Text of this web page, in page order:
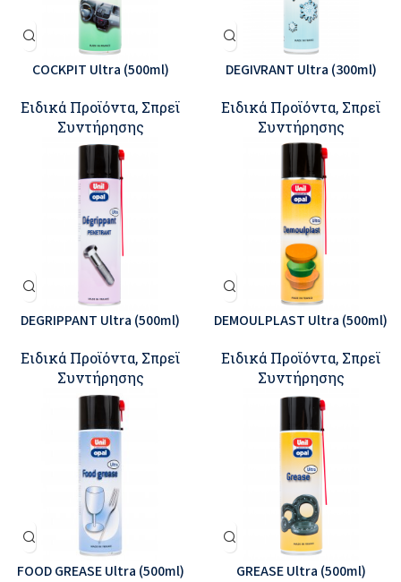
COCKPIT Ultra (500ml)
Ειδικά Προϊόντα, Σπρεϊ
Συντήρησης
DEGIVRANT Ultra (300ml)
Ειδικά Προϊόντα, Σπρεϊ
Συντήρησης
DEGRIPPANT Ultra (500ml)
Ειδικά Προϊόντα, Σπρεϊ
Συντήρησης
DEMOULPLAST Ultra (500ml)
Ειδικά Προϊόντα, Σπρεϊ
Συντήρησης
FOOD GREASE Ultra (500ml) GREASE Ultra (500ml)